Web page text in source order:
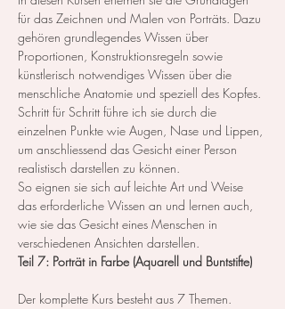
für das Zeichnen und Malen von Porträts. Dazu
gehören grundlegendes Wissen über
Proportionen, Konstruktionsregeln sowie
künstlerisch notwendiges Wissen über die
menschliche Anatomie und speziell des Kopfes.
Schritt für Schritt führe ich sie durch die
einzelnen Punkte wie Augen, Nase und Lippen,
um anschliessend das Gesicht einer Person
realistisch darstellen zu können.
So eignen sie sich auf leichte Art und Weise
das erforderliche Wissen an und lernen auch,
wie sie das Gesicht eines Menschen in
verschiedenen Ansichten darstellen.
Teil 7: Porträt in Farbe (Aquarell und Buntstifte)
Der komplette Kurs besteht aus 7 Themen. ​